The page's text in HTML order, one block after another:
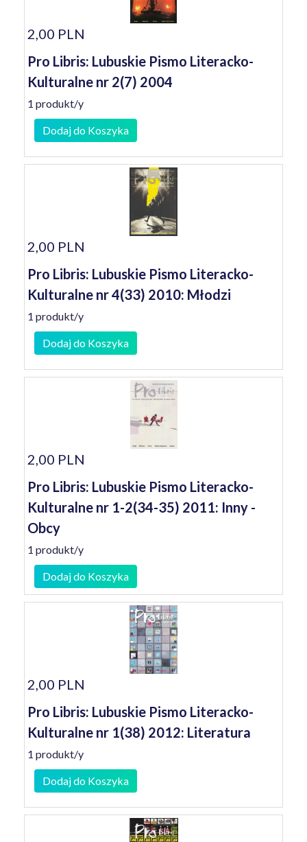
2,00 PLN
Pro Libris: Lubuskie Pismo Literacko-
Kulturalne nr 2(7) 2004
1 produkt/y
Dodaj do Koszyka
2,00 PLN
Pro Libris: Lubuskie Pismo Literacko-
Kulturalne nr 4(33) 2010: Młodzi
1 produkt/y
Dodaj do Koszyka
2,00 PLN
Pro Libris: Lubuskie Pismo Literacko-
Kulturalne nr 1-2(34-35) 2011: Inny -
Obcy
1 produkt/y
Dodaj do Koszyka
2,00 PLN
Pro Libris: Lubuskie Pismo Literacko-
Kulturalne nr 1(38) 2012: Literatura
1 produkt/y
Dodaj do Koszyka